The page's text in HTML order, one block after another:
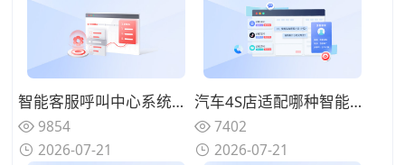
智能客服呼叫中心系统如何减少人工坐席压力？过滤重复性咨询问题
9854
2026-07-21
汽车4S店适配哪种智能客服呼叫中心系统？处理保养维修咨询来电
7402
2026-07-21